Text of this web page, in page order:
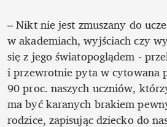
– Nikt nie jest zmuszany do
w akademiach, wyjściach czy
się z jego światopoglądem -
i przewrotnie pyta w cytowana
90 proc. naszych uczniów,
ma być karanych brakiem
rodzice, zapisując dziecko do